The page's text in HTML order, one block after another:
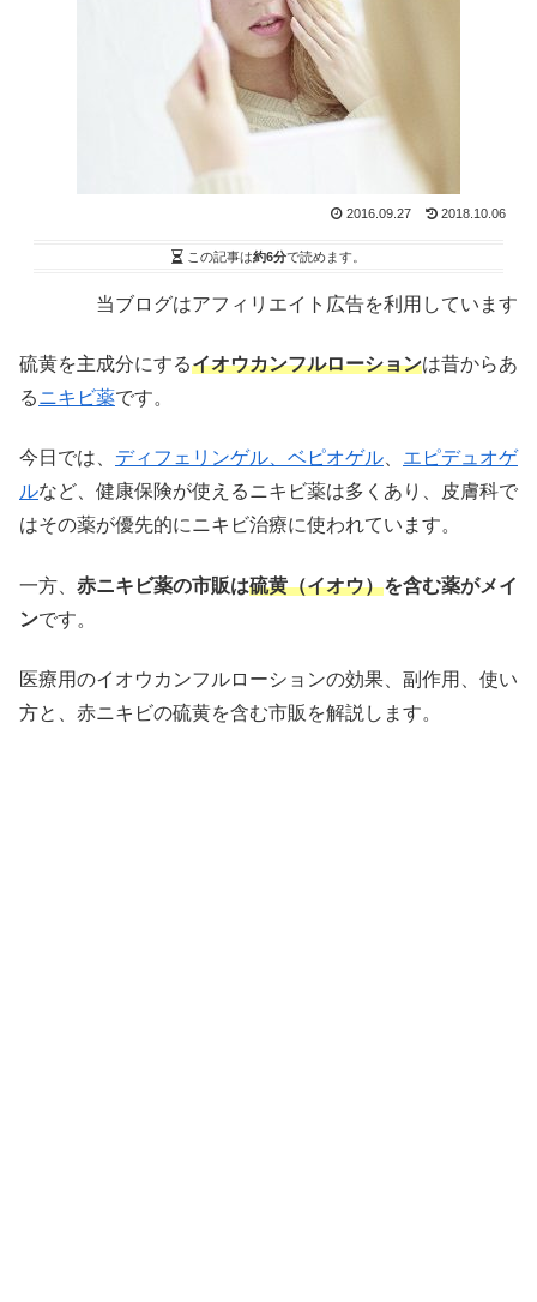
2016.09.27 2018.10.06
この記事は約6分で読めます。
当ブログはアフィリエイト広告を利用しています
硫黄を主成分にするイオウカンフルローションは昔からあ
るニキビ薬です。
今日では、 ディフェリンゲル、ベピオゲル
エピデュオゲ
ルなど、健康保険が使えるニキビ薬は多くあり、皮膚科で
はその薬が優先的にニキビ治療に使われています。
一方、 赤ニキビ薬の市販は硫黄（イオウ）を含む薬がメイ
ンです。
医療用のイオウカンフルローションの効果、副作用、使い
方と、赤ニキビの硫黄を含む市販を解説します。